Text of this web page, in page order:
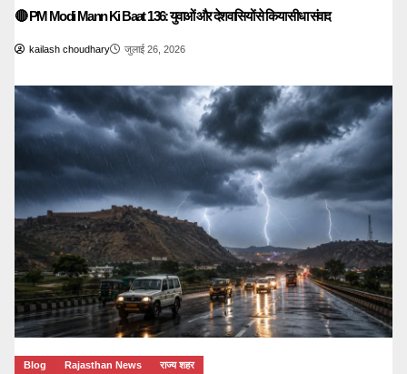
🔴 PM Modi Mann Ki Baat 136: युवाओं और देशवासियों से किया सीधा संवाद
kailash choudhary जुलाई 26, 2026
Blog Rajasthan News राज्य शहर